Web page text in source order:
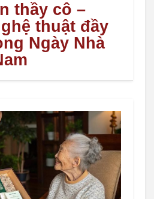
thầy cô –
thuật đầy
Ngày Nhà